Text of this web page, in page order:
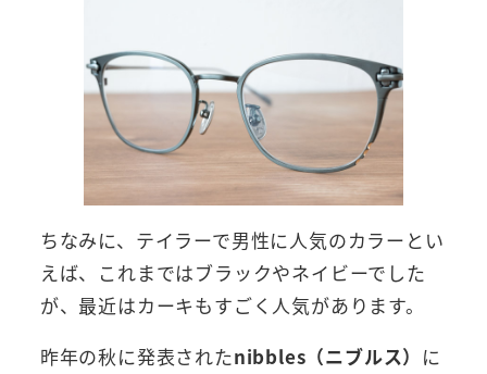
ちなみに、テイラーで男性に人気のカラーとい
えば、これまではブラックやネイビーでした
が、最近はカーキもすごく人気があります。
昨年の秋に発表されたnibbles（ニブルス） に